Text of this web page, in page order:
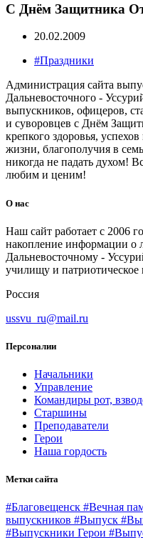
С Днём Защитника
20.02.2009
#Праздники
Администрация сайта
Дальневосточного -
выпускников, офицеров,
и суворовцев с Днём
крепкого здоровья,
жизни, благополучия в
никогда не падать духом!
любим и ценим!
О нас
Наш сайт работает с 2006
накопление информации о
Дальневосточному -
училищу и
Россия
ussvu_ru@mail.ru
Персоналии
Начальники
Управление
Командиры рот,
Старшины
Преподаватели
Герои
Наша гордость
Метки сайта
#Благовещенск #Вечная
выпускников #Выпуск
#Выпускники Герои